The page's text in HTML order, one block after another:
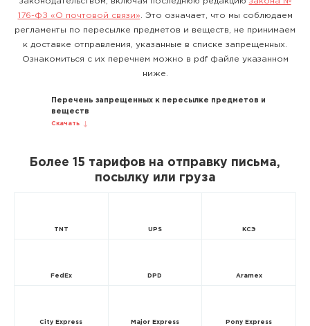
176-ФЗ «О почтовой связи». Это означает, что мы соблюдаем
регламенты по пересылке предметов и веществ, не принимаем
к доставке отправления, указанные в списке запрещенных.
Ознакомиться с их перечнем можно в pdf файле указанном
ниже.
Перечень запрещенных к пересылке предметов и
веществ
Скачать
Более 15 тарифов на отправку письма,
посылку или груза
TNT UPS КСЭ
FedEx DPD Aramex
City Express Major Express Pony Express